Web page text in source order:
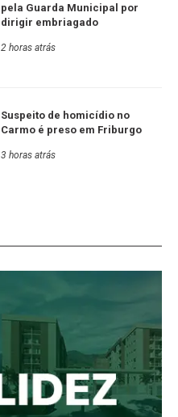
pela Guarda Municipal por
dirigir embriagado
2 horas atrás
Suspeito de homicídio no
Carmo é preso em Friburgo
3 horas atrás